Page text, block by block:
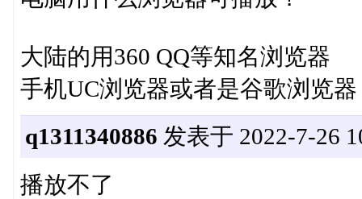
大陆的用360 QQ等知名浏览器
手机UC浏览器或者是谷歌浏览
q1311340886 发表于 2022-7-26
播放不了